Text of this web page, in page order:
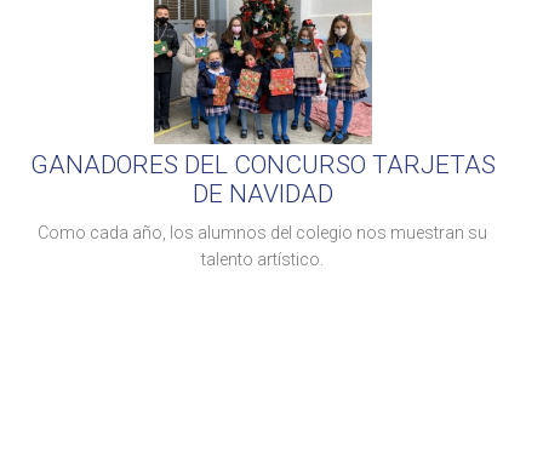
GANADORES DEL CONCURSO TARJETAS
DE NAVIDAD
Como cada año, los alumnos del colegio nos muestran su
talento artístico.